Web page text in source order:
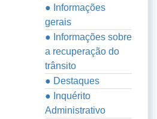
● Informações
gerais
● Informações sobre
a recuperação do
trânsito
● Destaques
● Inquérito
Administrativo